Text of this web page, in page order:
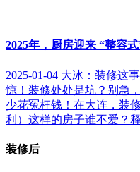
2025年，厨房迎来 “整容
2025-01-04 大冰：装修这
惊！装修处处是坑？别急
少花冤枉钱！ 在大连，装
利） 这样的房子谁不爱？
装修后